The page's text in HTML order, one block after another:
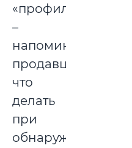
«профилактику»
–
напоминает
продавцам,
что
делать
при
обнаружении